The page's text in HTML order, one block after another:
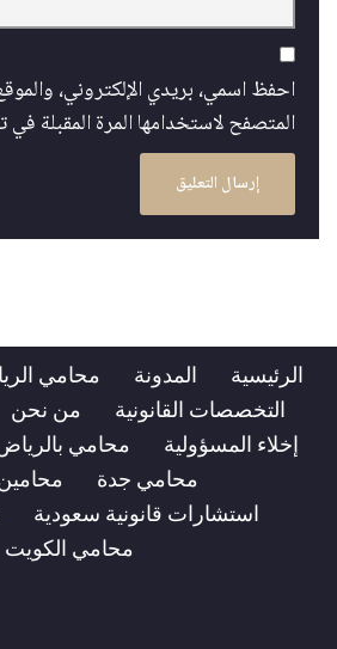
احفظ اسمي، بريدي الإلكتروني،
المتصفح لاستخدامها المرة المقبلة في
الرئيسية المدونة محامي
التخصصات القانونية
من نحن
إخلاء المسؤولية
محامي
محامي جدة
استشارات قانونية سعودية
محامي الكويت